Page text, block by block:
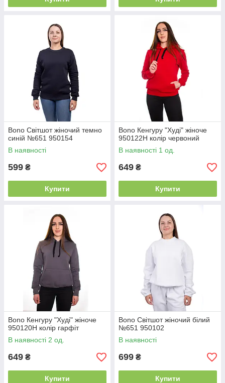
Bono Світшот жіночий темно
синій №651 950154
В наявності
599 ₴
Купити
Bono Кенгуру "Худі" жіноче
950122Н колір червоний
В наявності 1 од.
649 ₴
Купити
Bono Кенгуру "Худі" жіноче
950120Н колір гарфіт
В наявності 2 од.
649 ₴
Купити
Bono Світшот жіночий білий
№651 950102
В наявності
699 ₴
Купити